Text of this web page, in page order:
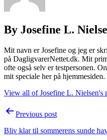
By Josefine L.
Mit navn er Josefine og jeg er
på DagligvarerNettet.dk. Mit
ofte også selv er testpersonen.
mit speciale her på hjemmesiden.
View all of Josefine L. Nielsen's
PostPrevious post
Bliv klar til sommerens sunde